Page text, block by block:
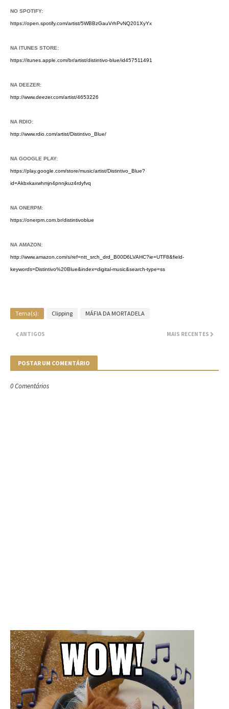
NO SPOTIFY:
https://open.spotify.com/artist/5WBBzGauVrhPvNQ201XyYx
NA ITUNES STORE:
https://itunes.apple.com/br/artist/distintivo-blue/id457511491
NA DEEZER:
http://www.deezer.com/artist/4653226
NA RDIO:
http://www.rdio.com/artist/Distintivo_Blue/
NA GOOGLE PLAY:
https://play.google.com/store/music/artist/Distintivo_Blue?
id=Akbxkaxwhmjn4pnnjkuz4rdyfvq
NA ONERPM:
https://onerpm.com.br/distintivoblue
NA AMAZON:
http://www.amazon.com/s/ref=ntt_srch_drd_B00D6LVAHC?ie=UTF8&field-
keywords=Distintivo%20Blue&index=digital-music&search-type=ss
Tema(s): Clipping MÁFIA DA MORTADELA
MAIS RECENTES
ANTIGOS
POSTAR UM COMENTÁRIO
0 Comentários